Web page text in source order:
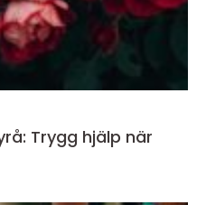
Trygg hjälp när